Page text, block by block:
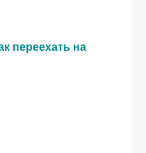
переехать на